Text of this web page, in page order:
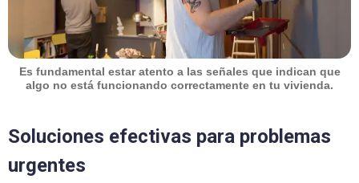
Es fundamental estar atento a las señales que indican que
algo no está funcionando correctamente en tu vivienda.
Soluciones efectivas para problemas
urgentes